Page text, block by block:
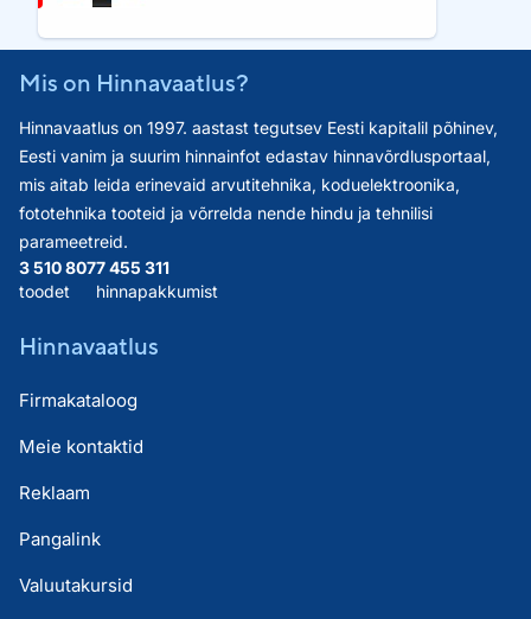
Mis on Hinnavaatlus?
Hinnavaatlus on 1997. aastast tegutsev Eesti kapitalil põhinev,
Eesti vanim ja suurim hinnainfot edastav hinnavõrdlusportaal,
mis aitab leida erinevaid arvutitehnika, koduelektroonika,
fototehnika tooteid ja võrrelda nende hindu ja tehnilisi
parameetreid.
3 510 807
toodet
7 455 311
hinnapakkumist
Hinnavaatlus
Firmakataloog
Meie kontaktid
Reklaam
Pangalink
Valuutakursid